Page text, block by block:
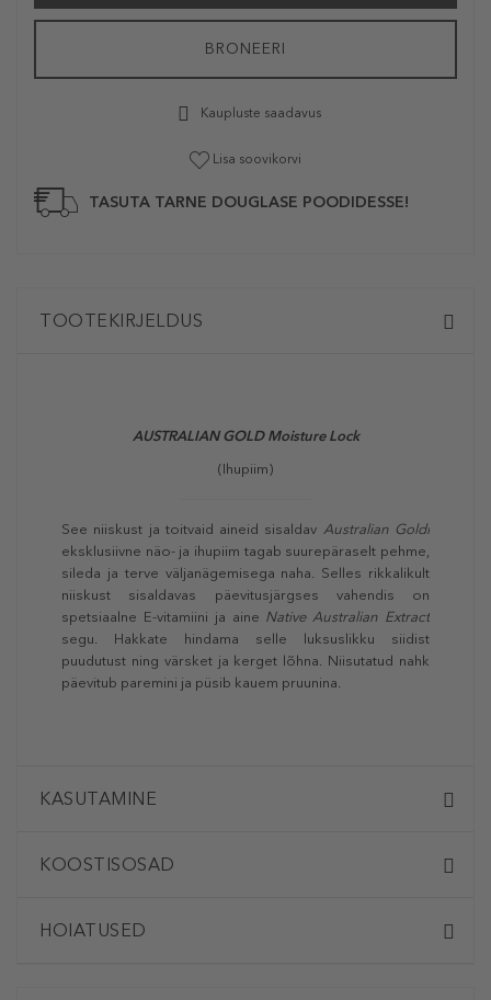
BRONEERI
Kaupluste saadavus
Lisa soovikorvi
TASUTA TARNE DOUGLASE POODIDESSE!
TOOTEKIRJELDUS
AUSTRALIAN GOLD Moisture Lock
(Ihupiim)
See niiskust ja toitvaid aineid sisaldav Australian Goldi
eksklusiivne näo- ja ihupiim tagab suurepäraselt pehme,
sileda ja terve väljanägemisega naha. Selles rikkalikult
niiskust sisaldavas päevitusjärgses vahendis on
spetsiaalne E-vitamiini ja aine Native Australian Extract
segu. Hakkate hindama selle luksuslikku siidist
puudutust ning värsket ja kerget lõhna. Niisutatud nahk
päevitub paremini ja püsib kauem pruunina.
KASUTAMINE
KOOSTISOSAD
HOIATUSED